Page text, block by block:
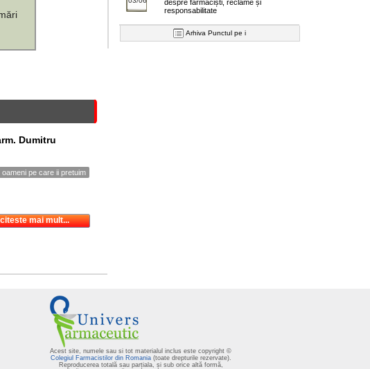
Dumitru
oameni pe care ii pretuim
citeste mai mult...
despre farmaciști, reclame și
responsabilitate
Arhiva Punctul pe i
Acest site, numele sau si tot materialul inclus este copyright ©
Colegiul Farmacistilor din Romania (toate drepturile rezervate).
Reproducerea totală sau parțiala, și sub orice altă formă,